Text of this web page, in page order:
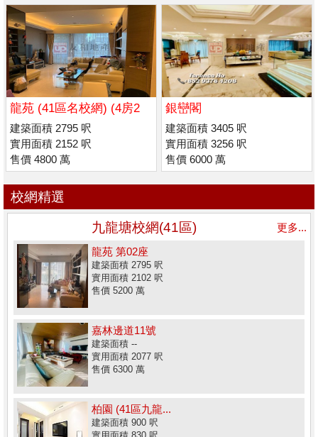
龍苑 (41區名校網) (4房2
套) (低密度)
建築面積 2795 呎
實用面積 2152 呎
售價 4800 萬
銀巒閣
建築面積 3405 呎
實用面積 3256 呎
售價 6000 萬
校網精選
九龍塘校網(41區)
更多...
龍苑 第02座
建築面積 2795 呎
實用面積 2102 呎
售價 5200 萬
嘉林邊道11號
建築面積 --
實用面積 2077 呎
售價 6300 萬
柏園 (41區九龍...
建築面積 900 呎